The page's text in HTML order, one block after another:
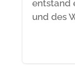
entstand
und des